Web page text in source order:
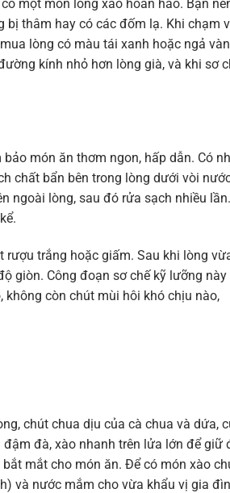
một món lòng xào hoàn hảo. Bạn
bị thâm hay có các đốm lạ. Khi chạm
lòng có màu tái xanh hoặc ngả
kính nhỏ hơn lòng già, và khi sơ
món ăn thơm ngon, hấp dẫn. Có
chất bẩn bên trong lòng dưới vòi
ngoài lòng, sau đó rửa sạch nhiều lần.
trắng hoặc giấm. Sau khi lòng
giòn. Công đoạn sơ chế kỹ lưỡng này
không còn chút mùi hôi khó chịu nào,
chút chua dịu của cà chua và dứa,
đà, xào nhanh trên lửa lớn để giữ
mắt cho món ăn. Để có món xào
và nước mắm cho vừa khẩu vị gia